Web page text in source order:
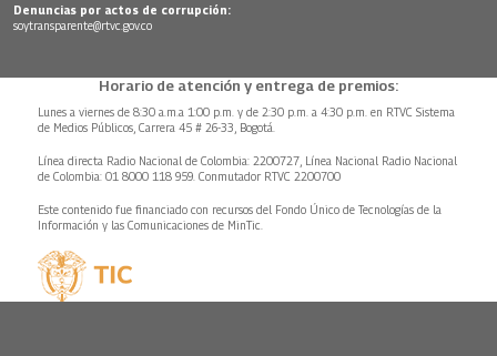
Denuncias por actos de corrupción:
soytransparente@rtvc.gov.co
Horario de atención y entrega de premios:
Lunes a viernes de 8:30 a.m.a 1:00 p.m. y de 2:30 p.m. a 4:30 p.m. en RTVC Sistema
de Medios Públicos, Carrera 45 # 26-33, Bogotá.
Línea directa Radio Nacional de Colombia: 2200727, Línea Nacional Radio Nacional
de Colombia: 01 8000 118 959. Conmutador RTVC 2200700
Este contenido fue financiado con recursos del Fondo Único de Tecnologías de la
Información y las Comunicaciones de MinTic.